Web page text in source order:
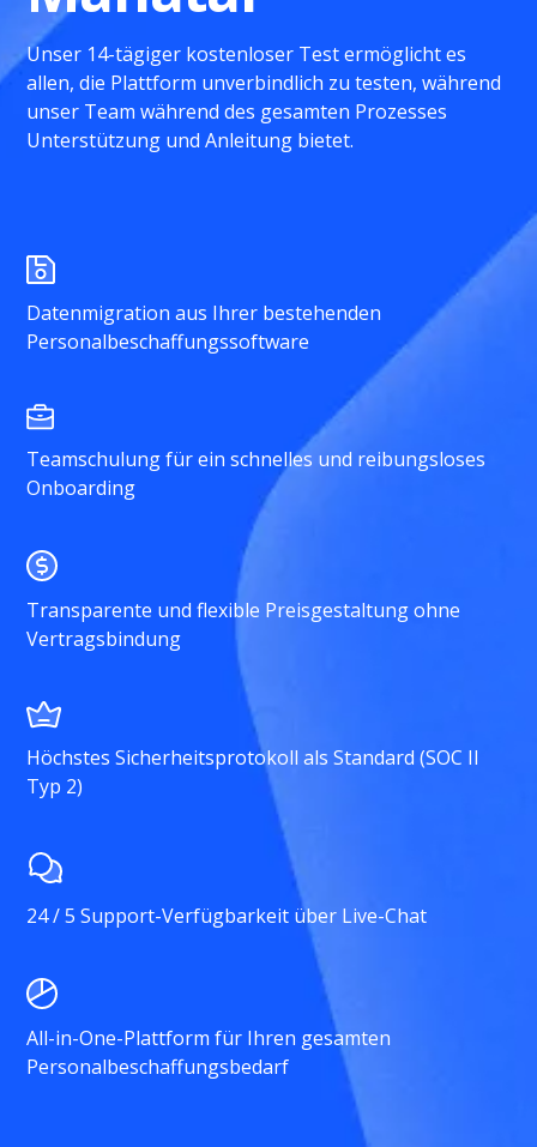
Unser 14-tägiger kostenloser Test ermöglicht es
allen, die Plattform unverbindlich zu testen, während
unser Team während des gesamten Prozesses
Unterstützung und Anleitung bietet.
Datenmigration aus Ihrer bestehenden
Personalbeschaffungssoftware
Teamschulung für ein schnelles und reibungsloses
Onboarding
Transparente und flexible Preisgestaltung ohne
Vertragsbindung
Höchstes Sicherheitsprotokoll als Standard (SOC II
Typ 2)
24 / 5 Support-Verfügbarkeit über Live-Chat
All-in-One-Plattform für Ihren gesamten
Personalbeschaffungsbedarf